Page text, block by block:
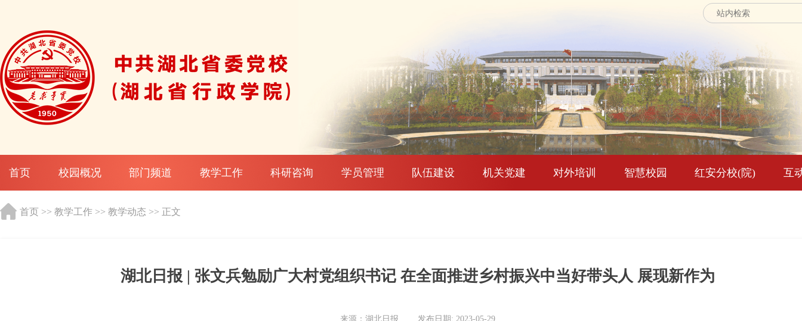
首页 校园概况 部门频道 教学工作 科研咨询 学员管理 队伍建设 机关党建 对外培训 智慧校园 红安分校(院) 互
首页 >> 教学工作 >> 教学动态 >> 正文
湖北日报 | 张文兵勉励广大村党组织书记 在全面推进乡村振兴中当好带头人 展现新作为
来源：湖北日报 发布日期: 2023-05-29